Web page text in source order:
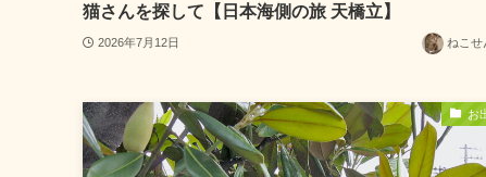
猫さんを探して【日本海側の旅 天橋立】
2026年7月12日 ねこせ
お